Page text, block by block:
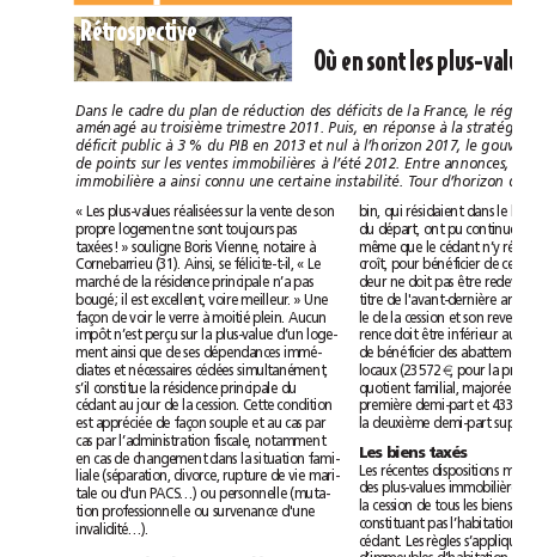
« Les plus-values réalisées sur la vente de son
propre logement ne sont toujours pas
taxées! » souligne Boris Vienne, notaire à
Cornebarrieu (31). Ainsi, se félicite-t-il, « Le
marché de la résidence principale n’a pas
bougé; il est excellent, voire meilleur. » Une
façon de voir le verre à moitié plein. Aucun
impôt n’est perçu sur la plus-value d’un loge-
ment ainsi que de ses dépendances immé-
diates et nécessaires cédées simultanément,
s’il constitue la résidence principale du
cédant au jour de la cession. Cette condition
est appréciée de façon souple et au cas par
cas par l’administration fiscale, notamment
en cas de changement dans la situation fami-
liale (séparation, divorce, rupture de vie mari-
tale ou d'un PACS…) ou personnelle (muta-
tion professionnelle ou survenance d'une
invalidité…).
locaux (23572 €
Les biens taxés
Rétrospective